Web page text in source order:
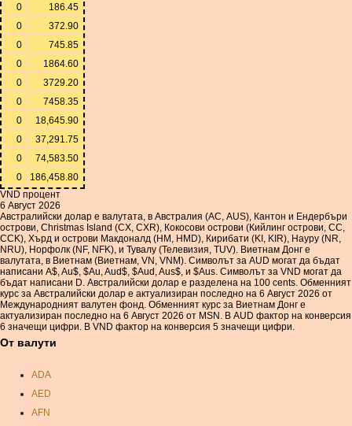
0
186.45
0
372.90
0
745.85
0
1864.60
0
3729.20
0
7458.35
0
18,645.90
0
37,291.75
0
74,583.50
0
186,458.80
VND процент
6 Август 2026
Австралийски долар е валутата, в Австралия (АС, AUS), Кантон и Ендербъри
острови, Christmas Island (CX, CXR), Кокосови острови (Кийлинг острови, CC,
CCK), Хърд и острови Макдоналд (HM, HMD), Кирибати (KI, KIR), Науру (NR,
NRU), Норфолк (NF, NFK), и Тувалу (Телевизия, TUV). Виетнам Донг е
валутата, в Виетнам (Виетнам, VN, VNM). Символът за AUD могат да бъдат
написани A$, Au$, $Au, Aud$, $Aud, Aus$, и $Aus. Символът за VND могат да
бъдат написани D. Австралийски долар е разделена на 100 cents. Обменният
курс за Австралийски долар е актуализиран последно на 6 Август 2026 от
Международният валутен фонд. Обменният курс за Виетнам Донг е
актуализиран последно на 6 Август 2026 от MSN. В AUD фактор на конверсия
6 значещи цифри. В VND фактор на конверсия 5 значещи цифри.
От валути
ADA
AED
AFN